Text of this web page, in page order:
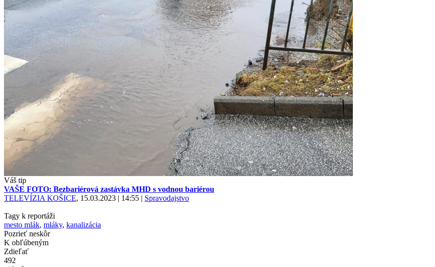
Váš tip
VAŠE FOTO: Bezbariérová zastávka MHD s vodnou bariérou
TELEVÍZIA KOŠICE, 15.03.2023 | 14:55 | Spravodajstvo
Tagy k reportáži
mesto mlák, mláky, kanalizácia
Pozrieť neskôr
K obľúbeným
Zdieľať
492